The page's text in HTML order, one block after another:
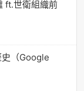
ft.世衛組織前
（Google